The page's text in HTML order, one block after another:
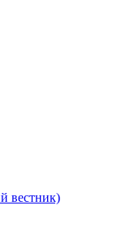
вестник)